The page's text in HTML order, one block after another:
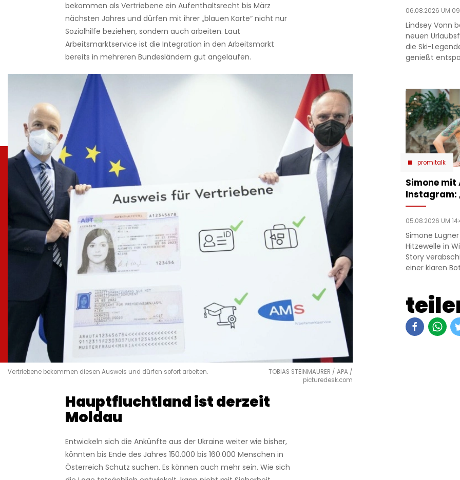
bekommen als Vertriebene ein Aufenthaltsrecht bis März
nächsten Jahres und dürfen mit ihrer „blauen Karte“ nicht nur
Sozialhilfe beziehen, sondern auch arbeiten. Laut
Arbeitsmarktservice ist die Integration in den Arbeitsmarkt
bereits in mehreren Bundesländern gut angelaufen.
Vertriebene bekommen diesen Ausweis und dürfen sofort arbeiten.
TOBIAS STEINMAURER / APA /
picturedesk.com
Hauptfluchtland ist derzeit
Moldau
Entwickeln sich die Ankünfte aus der Ukraine weiter wie bisher,
könnten bis Ende des Jahres 150.000 bis 160.000 Menschen in
Österreich Schutz suchen. Es können auch mehr sein. Wie sich
06.08.2026 UM
Lindsey Vonn
neuen
die Ski-
genießt
promitalk
Simone mit
Instagram:
05.08.2026 UM
Simone
Hitzewelle in
Story
einer klaren